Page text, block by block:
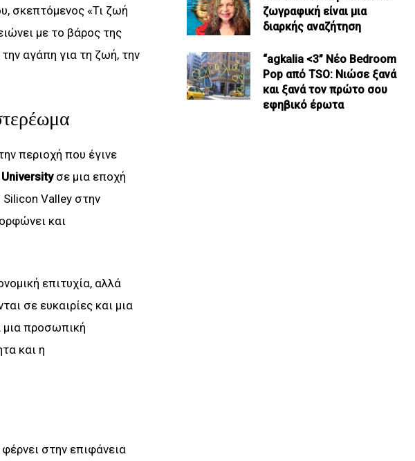
σκεπτόμενος «Τι ζωή
με το βάρος της
αγάπη για τη ζωή, την
περιοχή που έγινε
σε μια εποχή
Silicon Valley στην
και
επιτυχία, αλλά
σε ευκαιρίες και μια
μια προσωπική
και η
στην επιφάνεια
ζωγραφική είναι μια
διαρκής αναζήτηση
“agkalia <3” Νέο Bedroom
Pop από TSO: Νιώσε ξανά
και ξανά τον πρώτο σου
εφηβικό έρωτα